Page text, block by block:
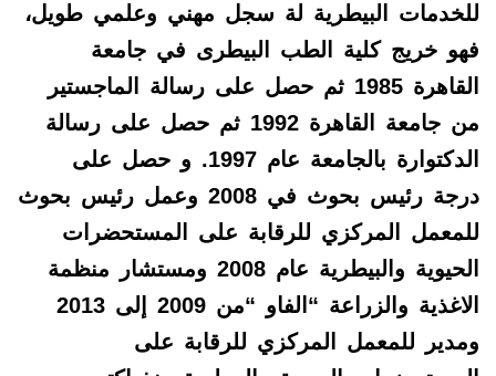
للخدمات البيطرية لة سجل مهني وعلمي طويل،
فهو خريج كلية الطب البيطرى في جامعة
القاهرة 1985 ثم حصل على رسالة الماجستير
من جامعة القاهرة 1992 ثم حصل على رسالة
الدكتوارة بالجامعة عام 1997
. و حصل على
درجة رئيس بحوث في 2008 وعمل رئيس بحوث
للمعمل المركزي للرقابة على المستحضرات
الحيوية والبيطرية عام 2008 ومستشار منظمة
الاغذية والزراعة “الفاو “من 2009 إلى 2013
ومدير للمعمل المركزي للرقابة على